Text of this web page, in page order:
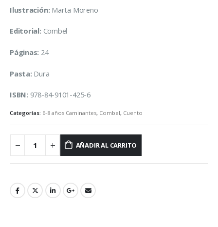
Ilustración: Marta Moreno
Editorial: Combel
Páginas: 24
Pasta: Dura
ISBN: 978-84-9101-425-6
Categorías: 6-8 años Caminantes, Combel, Cuento
AÑADIR AL CARRITO